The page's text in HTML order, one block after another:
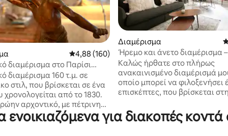
5, 295 κριτικές
Μέση βαθμολογία: 4,88 στα 5, 160 κριτικές
4,88 (160)
διαμέρισμα στο Παρίσι
Canal St. Martin
διαμέρισμα 160 τ.μ. σε
στιλ, που βρίσκεται σε ένα
χρονολογείται από το 1830.
αρχοντικό, με πέτρινη
έχει ανακαινιστεί
κατοικία με ψηλά
Διαμέρισμα
Ήρεμο και άνετο διαμέρισμα
του Montorgueil
Καλώς ήρθατε στο πλήρως
ανακαινισμένο διαμέρισμά
οποίο μπορεί να φιλοξενήσει
επισκέπτες, που βρίσκεται
διαμέρισμα του Παρισιού).
στο ισόγειο ενός ήσυχου
ενοικιαζόμενα για διακοπές